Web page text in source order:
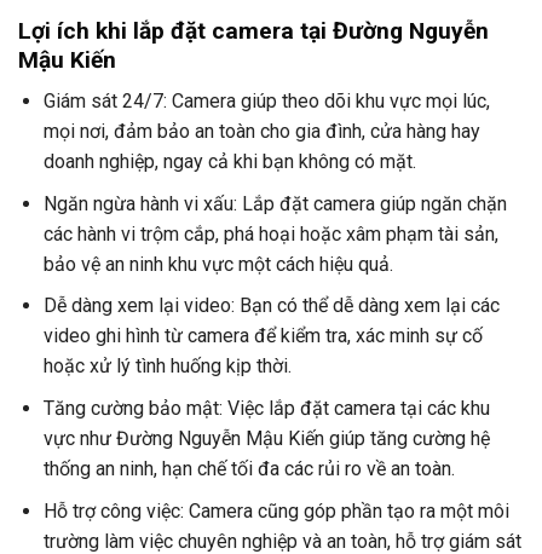
Lợi ích khi lắp đặt camera tại Đường Nguyễn
Mậu Kiến
Giám sát 24/7: Camera giúp theo dõi khu vực mọi lúc,
mọi nơi, đảm bảo an toàn cho gia đình, cửa hàng hay
doanh nghiệp, ngay cả khi bạn không có mặt.
Ngăn ngừa hành vi xấu: Lắp đặt camera giúp ngăn chặn
các hành vi trộm cắp, phá hoại hoặc xâm phạm tài sản,
bảo vệ an ninh khu vực một cách hiệu quả.
Dễ dàng xem lại video: Bạn có thể dễ dàng xem lại các
video ghi hình từ camera để kiểm tra, xác minh sự cố
hoặc xử lý tình huống kịp thời.
Tăng cường bảo mật: Việc lắp đặt camera tại các khu
vực như Đường Nguyễn Mậu Kiến giúp tăng cường hệ
thống an ninh, hạn chế tối đa các rủi ro về an toàn.
Hỗ trợ công việc: Camera cũng góp phần tạo ra một môi
trường làm việc chuyên nghiệp và an toàn, hỗ trợ giám sát